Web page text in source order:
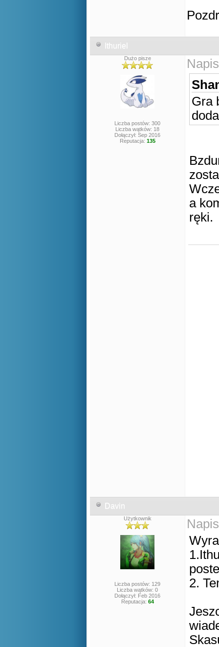
Ithuriel
Dużo pisze
Liczba postów: 300
Liczba wątków: 18
Dołączył: Sep 2016
Reputacja: 135
Gra
a
ręki.
Davin
Użytkownik
Liczba postów: 129
Liczba wątków: 0
Dołączył: Feb 2016
Reputacja: 64
2.